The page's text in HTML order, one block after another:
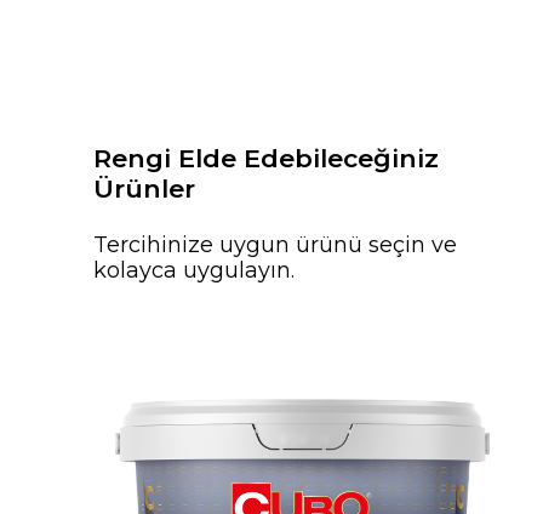
Rengi Elde Edebileceğiniz
Ürünler
Tercihinize uygun ürünü seçin ve
kolayca uygulayın.